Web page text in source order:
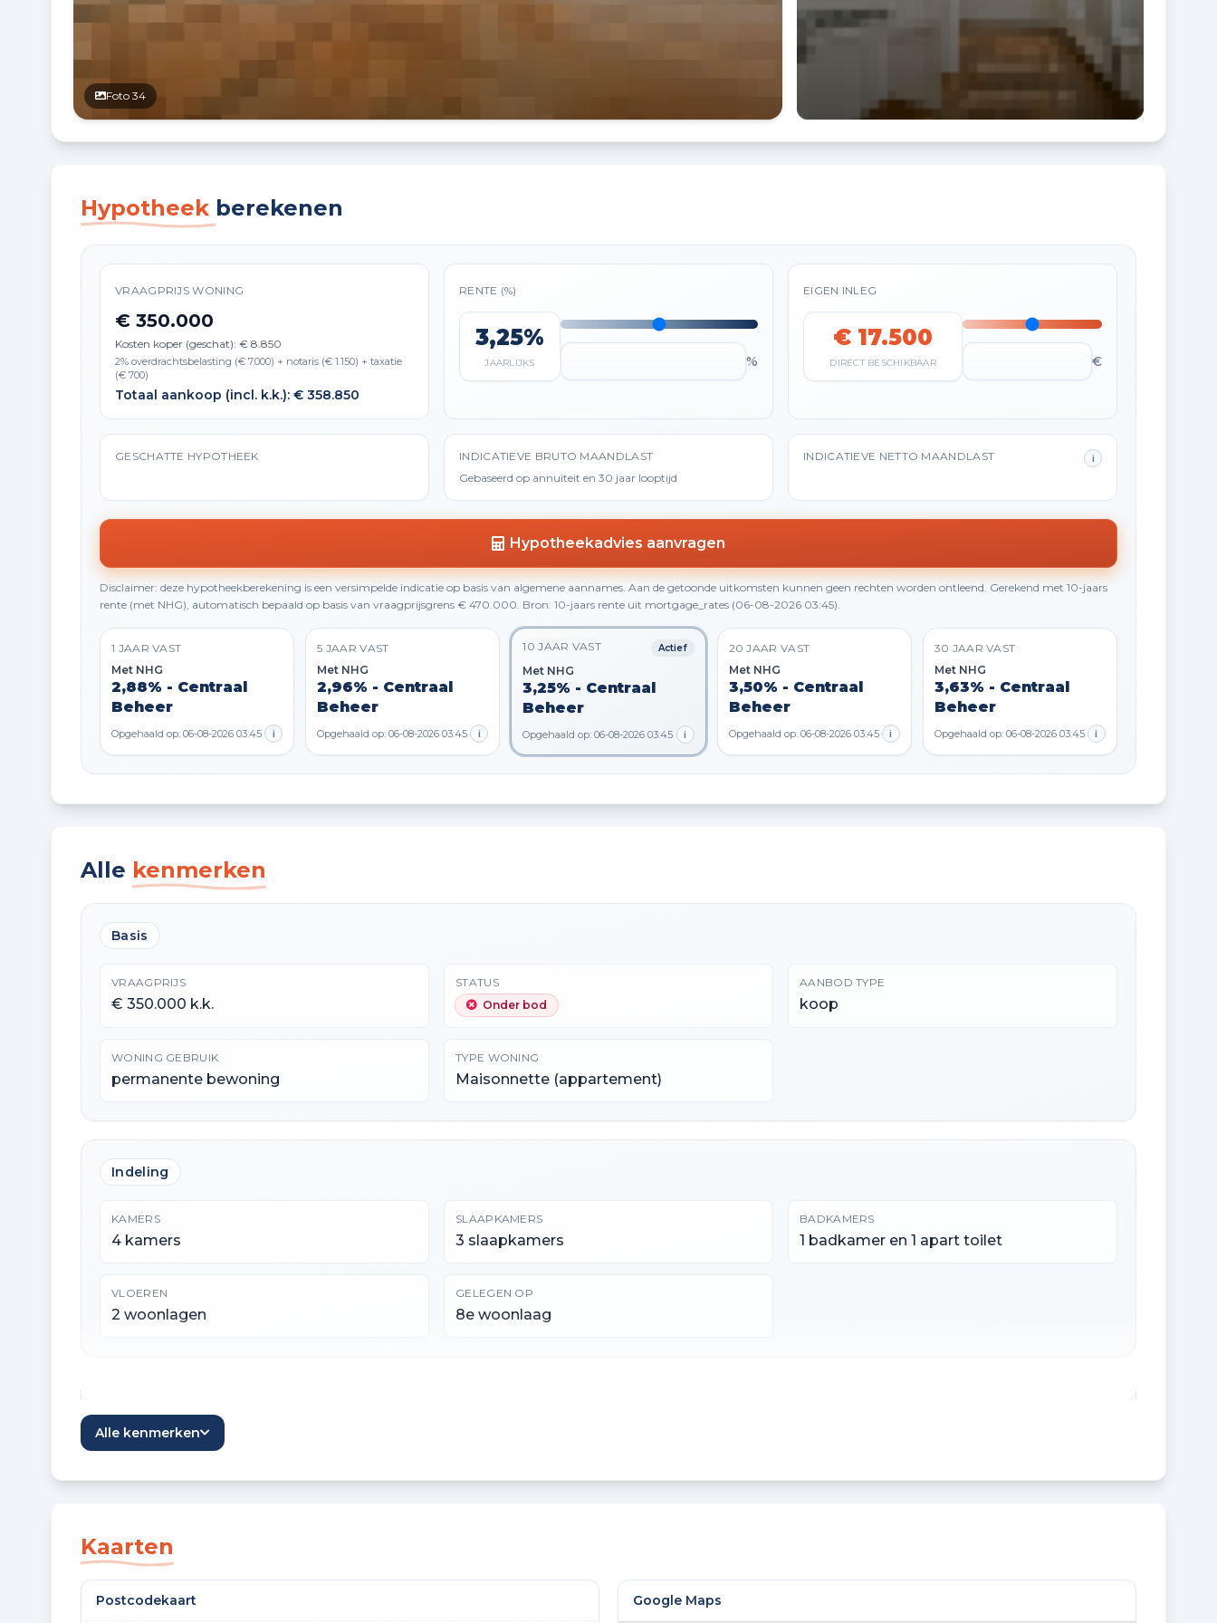
Foto 34
Hypotheek berekenen
VRAAGPRIJS WONING
€ 350.000
Kosten koper (geschat): € 8.850
2% overdrachtsbelasting (€ 7.000) + notaris (€ 1.150) + taxatie
(€ 700)
Totaal aankoop (incl. k.k.): € 358.850
RENTE (%)
3,25%
JAARLIJKS %
EIGEN INLEG
€ 17.500
DIRECT BESCHIKBAAR €
GESCHATTE HYPOTHEEK
INDICATIEVE BRUTO MAANDLAST
Gebaseerd op annuïteit en 30 jaar looptijd
INDICATIEVE NETTO MAANDLAST i
Hypotheekadvies aanvragen
Disclaimer: deze hypotheekberekening is een versimpelde indicatie op basis van algemene aannames. Aan de getoonde uitkomsten kunnen geen rechten worden ontleend. Gerekend met 10-jaars
rente (met NHG), automatisch bepaald op basis van vraagprijsgrens € 470.000. Bron: 10-jaars rente uit mortgage_rates (06-08-2026 03:45).
1 JAAR VAST
Met NHG
2,88% - Centraal
Beheer
Opgehaald op: 06-08-2026 03:45 i
5 JAAR VAST
Met NHG
2,96% - Centraal
Beheer
Opgehaald op: 06-08-2026 03:45 i
10 JAAR VAST Actief
Met NHG
3,25% - Centraal
Beheer
Opgehaald op: 06-08-2026 03:45 i
20 JAAR VAST
Met NHG
3,50% - Centraal
Beheer
Opgehaald op: 06-08-2026 03:45 i
30 JAAR VAST
Met NHG
3,63% - Centraal
Beheer
Opgehaald op: 06-08-2026 03:45 i
Alle kenmerken
Basis
VRAAGPRIJS
€ 350.000 k.k.
STATUS
Onder bod
AANBOD TYPE
koop
WONING GEBRUIK
permanente bewoning
TYPE WONING
Maisonnette (appartement)
Indeling
KAMERS
4 kamers
SLAAPKAMERS
3 slaapkamers
BADKAMERS
1 badkamer en 1 apart toilet
VLOEREN
2 woonlagen
GELEGEN OP
8e woonlaag
WOONOPPERVLAKTE
4 m²
Alle kenmerken
Kaarten
Postcodekaart Google Maps